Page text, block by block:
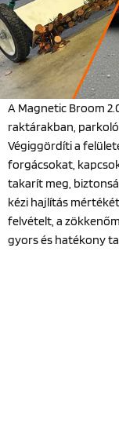
A Magnetic Broom
raktárakban,
Végiggördíti a
forgácsokat,
takarít meg,
kézi hajlítás
felvételt, a
gyors és hatékony